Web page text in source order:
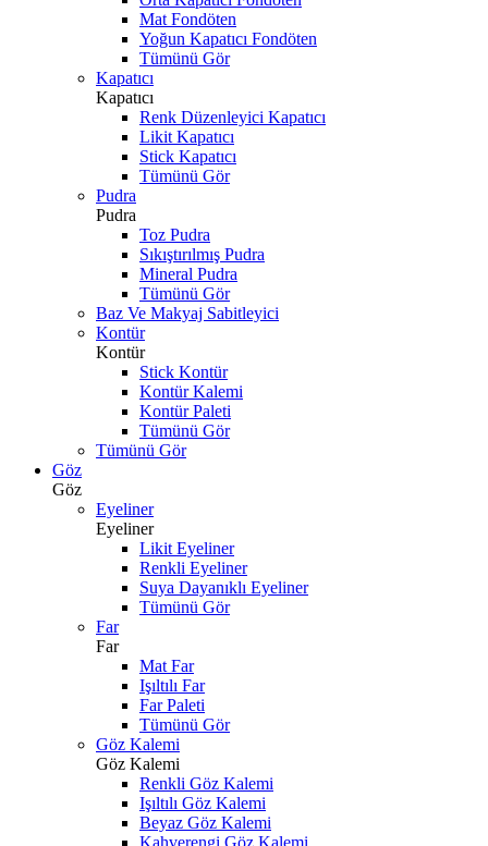
Mat Fondöten
Yoğun Kapatıcı Fondöten
Tümünü Gör
Kapatıcı
Kapatıcı
Renk Düzenleyici Kapatıcı
Likit Kapatıcı
Stick Kapatıcı
Tümünü Gör
Pudra
Pudra
Toz Pudra
Sıkıştırılmış Pudra
Mineral Pudra
Tümünü Gör
Baz Ve Makyaj Sabitleyici
Kontür
Kontür
Stick Kontür
Kontür Kalemi
Kontür Paleti
Tümünü Gör
Tümünü Gör
Göz
Göz
Eyeliner
Eyeliner
Likit Eyeliner
Renkli Eyeliner
Suya Dayanıklı Eyeliner
Tümünü Gör
Far
Far
Mat Far
Işıltılı Far
Far Paleti
Tümünü Gör
Göz Kalemi
Göz Kalemi
Renkli Göz Kalemi
Işıltılı Göz Kalemi
Beyaz Göz Kalemi
Kahverengi Göz Kalemi